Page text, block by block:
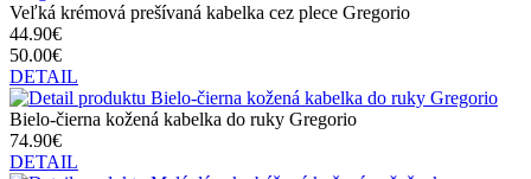
Veľká krémová prešívaná kabelka cez plece Gregorio
44.90€
50.00€
DETAIL
Bielo-čierna kožená kabelka do ruky Gregorio
74.90€
DETAIL